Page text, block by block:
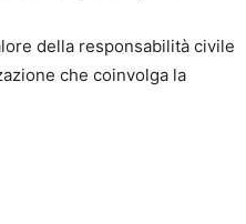
della responsabilità civile
che coinvolga la